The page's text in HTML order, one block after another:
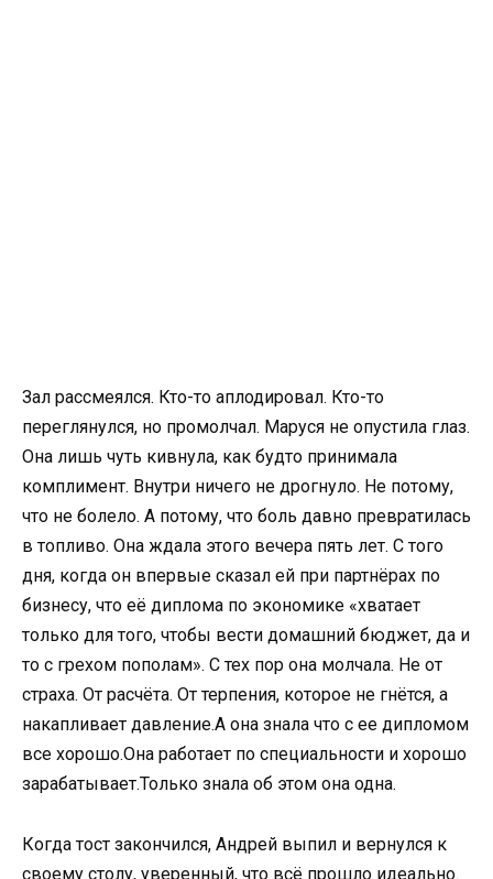
Зал рассмеялся. Кто-то аплодировал. Кто-то
переглянулся, но промолчал. Маруся не опустила глаз.
Она лишь чуть кивнула, как будто принимала
комплимент. Внутри ничего не дрогнуло. Не потому,
что не болело. А потому, что боль давно превратилась
в топливо. Она ждала этого вечера пять лет. С того
дня, когда он впервые сказал ей при партнёрах по
бизнесу, что её диплома по экономике «хватает
только для того, чтобы вести домашний бюджет, да и
то с грехом пополам». С тех пор она молчала. Не от
страха. От расчёта. От терпения, которое не гнётся, а
накапливает давление.А она знала что с ее дипломом
все хорошо.Она работает по специальности и хорошо
зарабатывает.Только знала об этом она одна.
Когда тост закончился, Андрей выпил и вернулся к
своему столу, уверенный, что всё прошло идеально.